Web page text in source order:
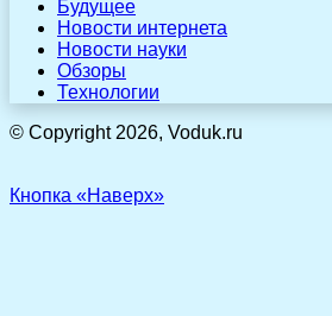
Будущее
Новости интернета
Новости науки
Обзоры
Технологии
© Copyright 2026, Voduk.ru
Кнопка «Наверх»